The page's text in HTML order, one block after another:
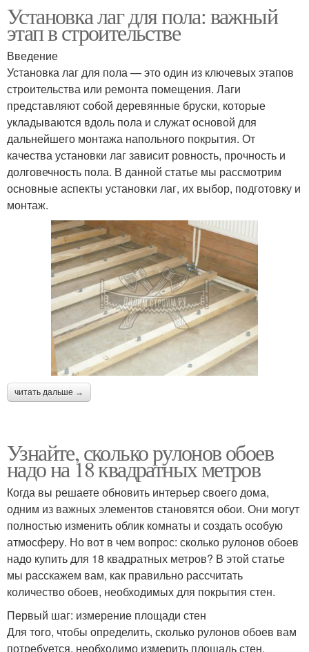
Установка лаг для пола: важный
этап в строительстве
Введение
Установка лаг для пола — это один из ключевых этапов
строительства или ремонта помещения. Лаги
представляют собой деревянные бруски, которые
укладываются вдоль пола и служат основой для
дальнейшего монтажа напольного покрытия. От
качества установки лаг зависит ровность, прочность и
долговечность пола. В данной статье мы рассмотрим
основные аспекты установки лаг, их выбор, подготовку и
монтаж.
читать дальше →
Узнайте, сколько рулонов обоев
надо на 18 квадратных метров
Когда вы решаете обновить интерьер своего дома,
одним из важных элементов становятся обои. Они могут
полностью изменить облик комнаты и создать особую
атмосферу. Но вот в чем вопрос: сколько рулонов обоев
надо купить для 18 квадратных метров? В этой статье
мы расскажем вам, как правильно рассчитать
количество обоев, необходимых для покрытия стен.
Первый шаг: измерение площади стен
Для того, чтобы определить, сколько рулонов обоев вам
потребуется, необходимо измерить площадь стен,